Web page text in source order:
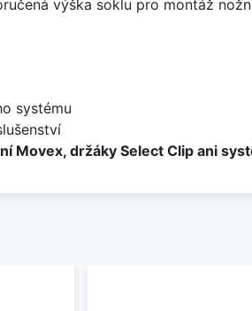
výška soklu pro montáž
systému
Movex, držáky Select Clip ani